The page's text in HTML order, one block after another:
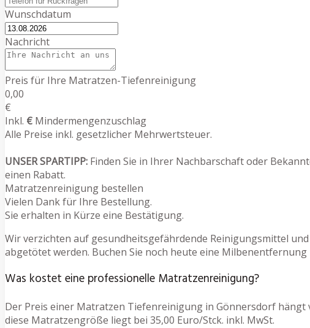
Wunschdatum
Nachricht
Preis für Ihre Matratzen-Tiefenreinigung
0,00
€
Inkl. € Mindermengenzuschlag
Alle Preise inkl. gesetzlicher Mehrwertsteuer.
UNSER SPARTIPP: Finden Sie in Ihrer Nachbarschaft oder
einen Rabatt.
Matratzenreinigung bestellen
Vielen Dank für Ihre Bestellung.
Sie erhalten in Kürze eine Bestätigung.
Wir verzichten auf gesundheitsgefährdende Reinigungsmittel
abgetötet werden. Buchen Sie noch heute eine
Was kostet eine professionelle Matratzenreinigung?
Der Preis einer Matratzen Tiefenreinigung in Gönnersdorf hängt
diese Matratzengröße liegt bei 35,00 Euro/Stck. inkl. MwSt.